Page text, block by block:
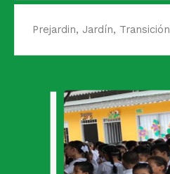
Prejardin, Jardín, Transición